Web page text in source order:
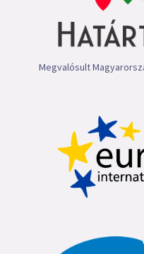
Megvalósult